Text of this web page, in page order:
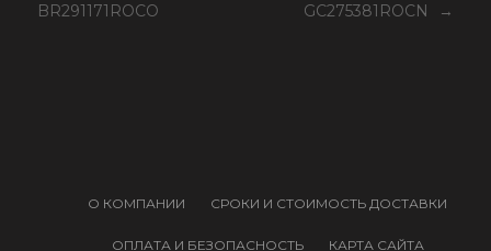
BR291171ROCO
GC275381ROCN
О КОМПАНИИ СРОКИ И СТОИМОСТЬ ДОСТАВКИ
ОПЛАТА И БЕЗОПАСНОСТЬ КАРТА САЙТА